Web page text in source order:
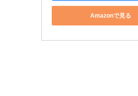
Amazonで見る